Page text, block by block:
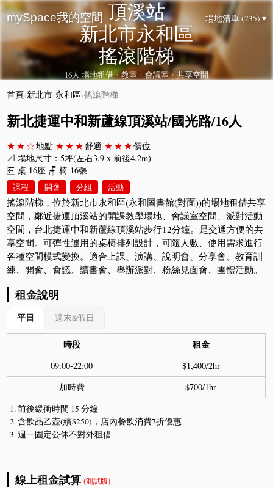
mySpace我的空間 場地清單 (235) ▾
頂溪站
新北市永和區
搖滾階梯
16人 場地租借・教室・會議室・共享空間
首頁›新北市›永和區›搖滾階梯
新北捷運中和新蘆線頂溪站/國光路/16人
★★☆地點 ★★★舒適 ★★★價位
📐 場地尺寸：5坪(左右3.9 x 前後4.2m)
🈶 桌 16座 🪑 椅 16張
課程 開會 分組 活動
搖滾階梯，位於新北市永和區(永和圖書館(對面))的場地租借共享
空間，鄰近捷運頂溪站的開課教學場地、會議室空間、派對活動
空間，台北捷運中和新蘆線頂溪站步行12分鐘。是交通方便的共
享空間。可彈性運用的桌椅排列設計，可隨人數、使用需求進行
各種空間模式變換。適合上課、演講、說明會、分享會、教育訓
練、開會、會議、讀書會、舉辦派對、粉絲見面會、團體活動。
租金說明
平日 週末&假日
時段 租金
09:00-22:00
$1,400/2hr
加時費
$700/1hr
前後緩衝時間 15 分鐘
含飲品乙壺(續$250)，店內餐飲消費7折優惠
週一固定公休不對外租借
線上租金試算(測試版)